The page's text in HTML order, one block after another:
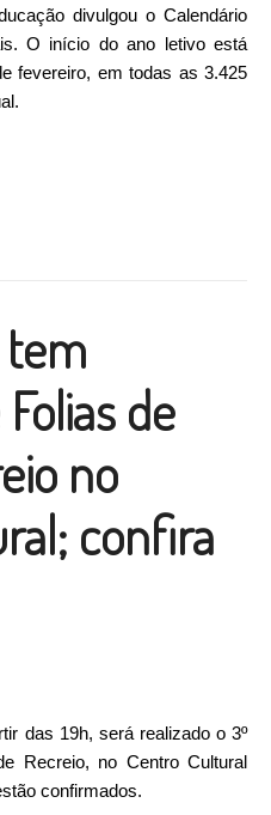
divulgou o Calendário
O início do ano letivo está
fevereiro, em todas as 3.425
2024 de MG é divulgado:
de
no
confira
das 19h, será realizado o 3º
Recreio, no Centro Cultural
confirmados.